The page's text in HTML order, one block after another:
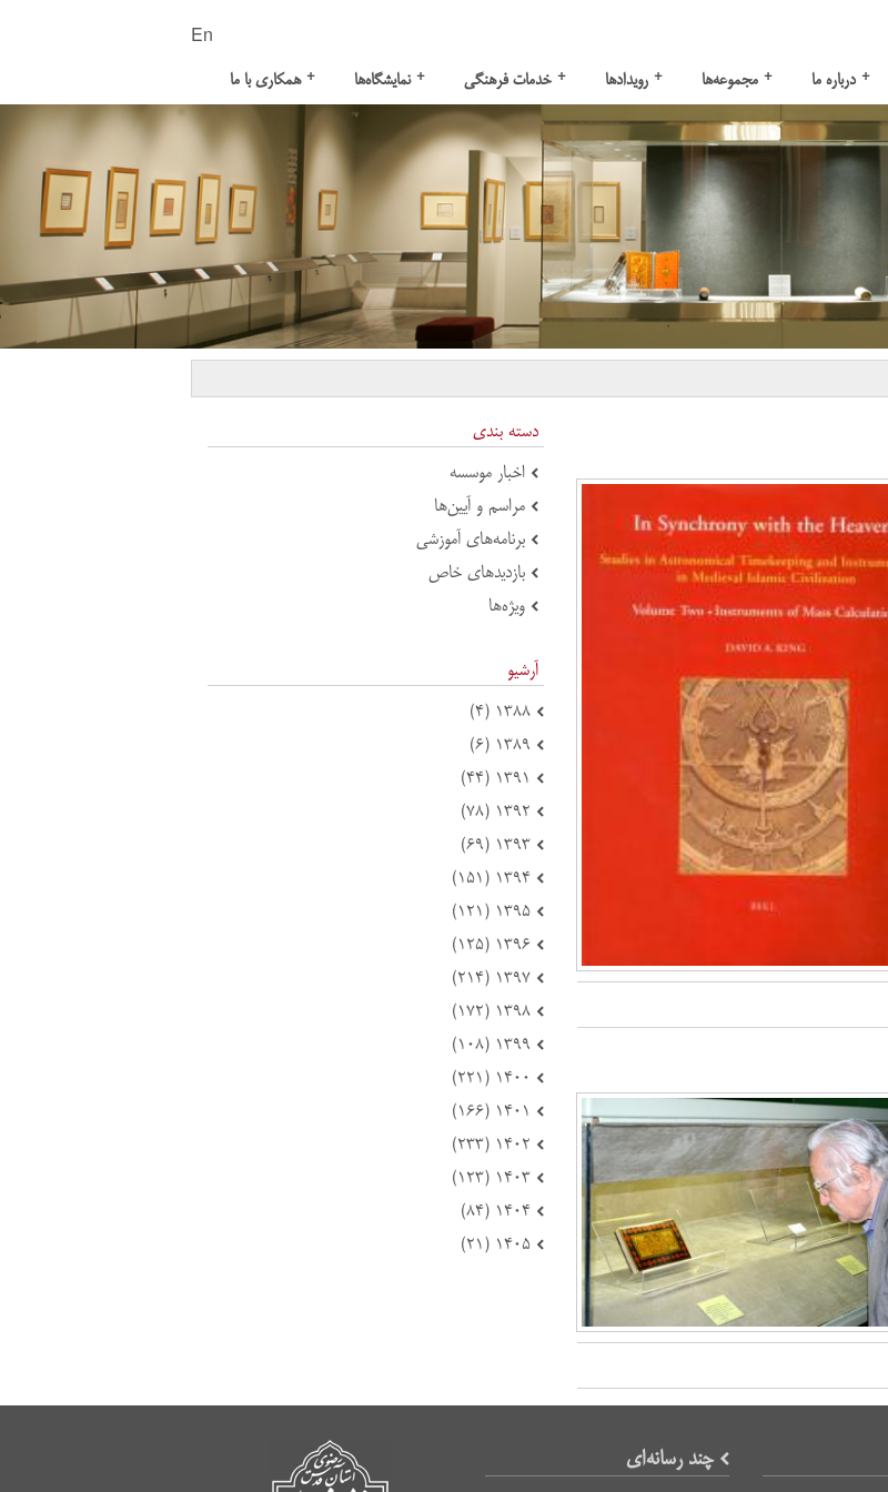
En
همکاری با ما + نمایشگاه‌ها + خدمات فرهنگی + رویدادها + مجموعه‌ها + درباره ما +
دسته بندی
اخبار موسسه
مراسم و آیین‌ها
برنامه‌های آموزشی
بازدید‌های خاص
ویژه‌ها
آرشیو
۱۳۸۸ (۴)
۱۳۸۹ (۶)
۱۳۹۱ (۴۴)
۱۳۹۲ (۷۸)
۱۳۹۳ (۶۹)
۱۳۹۴ (۱۵۱)
۱۳۹۵ (۱۲۱)
۱۳۹۶ (۱۲۵)
۱۳۹۷ (۲۱۴)
۱۳۹۸ (۱۷۲)
۱۳۹۹ (۱۰۸)
۱۴۰۰ (۲۲۱)
۱۴۰۱ (۱۶۶)
۱۴۰۲ (۲۳۳)
۱۴۰۳ (۱۲۳)
۱۴۰۴ (۸۴)
۱۴۰۵ (۲۱)
چند رسانه‌ای